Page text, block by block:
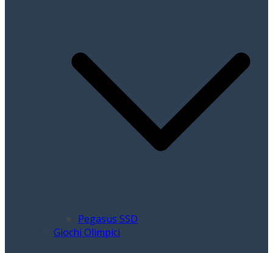
Pegasus SSD
Giochi Olimpici